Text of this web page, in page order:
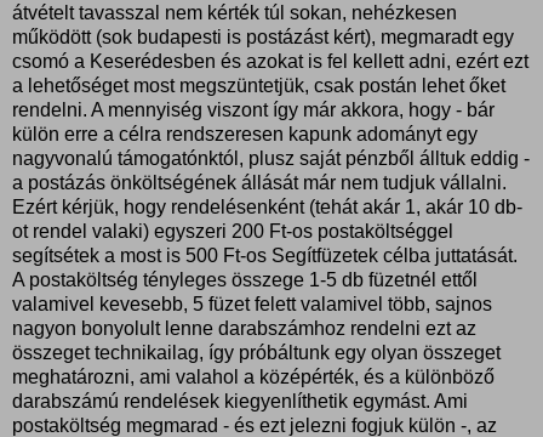
átvételt tavasszal nem kérték túl sokan, nehézkesen
működött (sok budapesti is postázást kért), megmaradt egy
csomó a Keserédesben és azokat is fel kellett adni, ezért ezt
a lehetőséget most megszüntetjük, csak postán lehet őket
rendelni. A mennyiség viszont így már akkora, hogy - bár
külön erre a célra rendszeresen kapunk adományt egy
nagyvonalú támogatónktól, plusz saját pénzből álltuk eddig -
a postázás önköltségének állását már nem tudjuk vállalni.
Ezért kérjük, hogy rendelésenként (tehát akár 1, akár 10 db-
ot rendel valaki) egyszeri 200 Ft-os postaköltséggel
segítsétek a most is 500 Ft-os Segítfüzetek célba juttatását.
A postaköltség tényleges összege 1-5 db füzetnél ettől
valamivel kevesebb, 5 füzet felett valamivel több, sajnos
nagyon bonyolult lenne darabszámhoz rendelni ezt az
összeget technikailag, így próbáltunk egy olyan összeget
meghatározni, ami valahol a középérték, és a különböző
darabszámú rendelések kiegyenlíthetik egymást. Ami
postaköltség megmarad - és ezt jelezni fogjuk külön -, az